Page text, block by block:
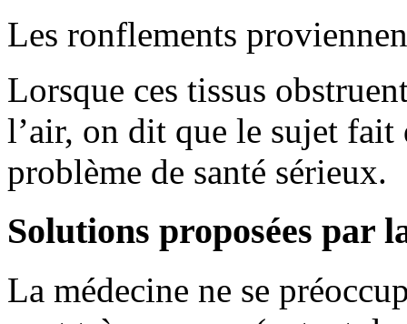
Les ronflements
Lorsque ces tissus
l’air, on dit que le sujet fait
problème de santé sérieux.
Solutions proposées par
La médecine ne se